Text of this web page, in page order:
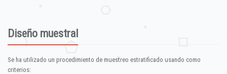
Diseño muestral
Se ha utilizado un procedimiento de muestreo estratificado usando como
criterios: